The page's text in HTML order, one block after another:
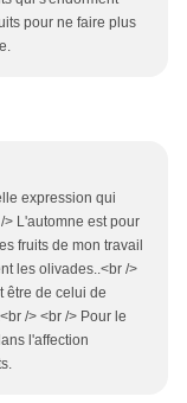
pour ne faire plus
expression qui
L'automne est pour
fruits de mon travail
les olivades..<br />
être de celui de
/> <br /> Pour le
l'affection